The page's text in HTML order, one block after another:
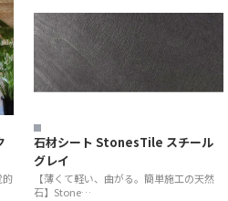
的
石材シート StonesTile スチール
グレイ
【薄くて軽い、曲がる。簡単施工の天然
石】Stone…